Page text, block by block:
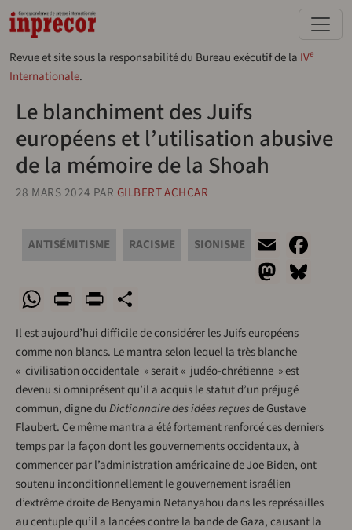
Aller au contenu principal
Revue et site sous la responsabilité du Bureau exécutif de la IVe
Internationale.
Le blanchiment des Juifs
européens et l’utilisation abusive
de la mémoire de la Shoah
28 MARS 2024 PAR GILBERT ACHCAR
ANTISÉMITISME RACISME SIONISME Email
WhatsApp
PrintPrintFriendly
Il est aujourd’hui difficile de considérer les Juifs européens
comme non blancs. Le mantra selon lequel la très blanche
« civilisation occidentale » serait « judéo-chrétienne » est
devenu si omniprésent qu’il a acquis le statut d’un préjugé
commun, digne duDictionnaire des idées reçuesde Gustave
Flaubert. Ce même mantra a été fortement renforcé ces derniers
temps par la façon dont les gouvernements occidentaux, à
commencer par l’administration américaine de Joe Biden, ont
soutenu inconditionnellement le gouvernement israélien
d’extrême droite de Benyamin Netanyahou dans les représailles
au centuple qu’il a lancées contre la bande de Gaza, causant la